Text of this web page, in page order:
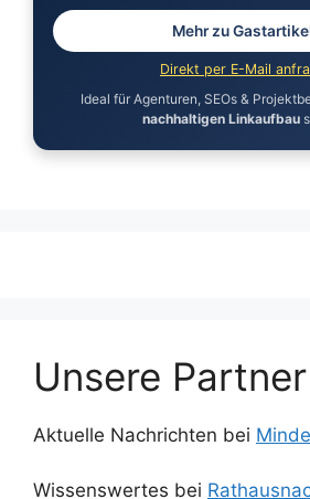
Mehr zu
Direkt per E-Mail
Ideal für Agenturen, SEOs &
nachhaltigen Linkaufbau
Unsere Partner
Aktuelle Nachrichten bei
Wissenswertes bei